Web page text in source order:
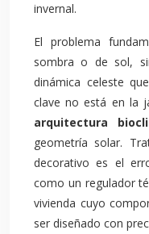
invernal.
El problema
sombra o de sol,
dinámica celeste
clave no está en la
arquitectura
geometría solar.
decorativo es el
como un regulador
vivienda cuyo
ser diseñado con